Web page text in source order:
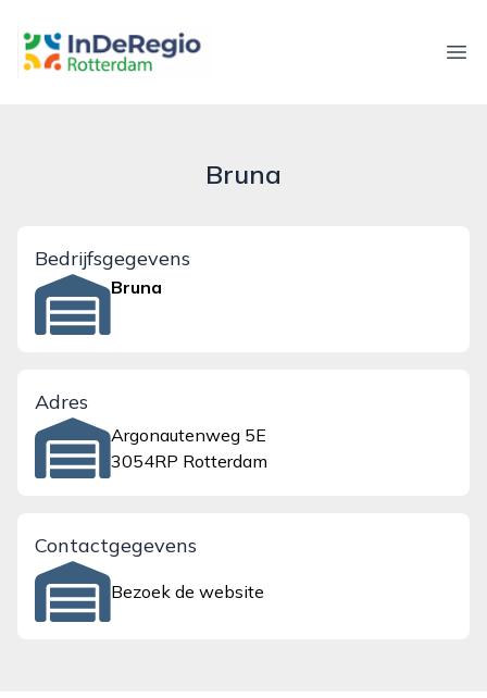
inderegiorotterdam.nl
Bruna
Bedrijfsgegevens
Bruna
Adres
Argonautenweg 5E
3054RP Rotterdam
Contactgegevens
Bezoek de website